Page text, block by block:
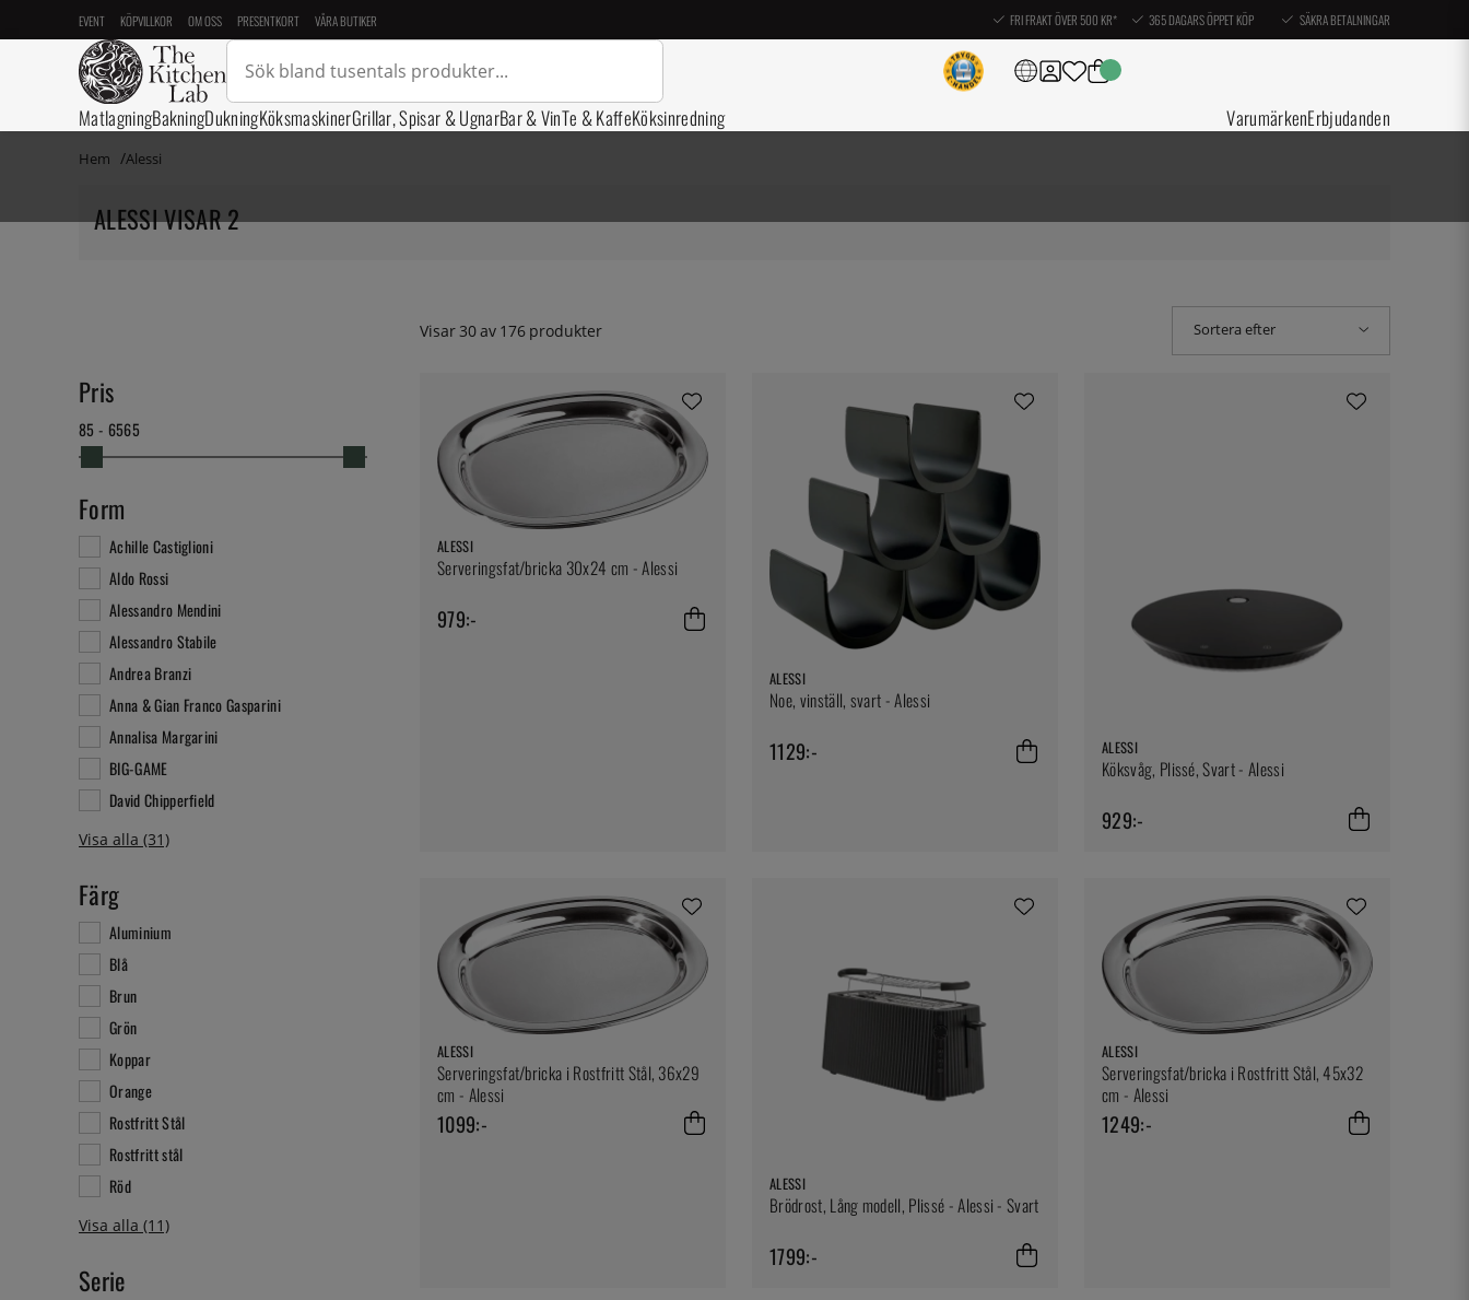
EVENT KÖPVILLKOR OM OSS PRESENTKORT VÅRA BUTIKER FRI FRAKT ÖVER 500 KR* 365 DAGARS ÖPPET KÖP SÄKRA BETALNINGAR
MatlagningBakningDukningKöksmaskinerGrillar, Spisar & UgnarBar & VinTe & KaffeKöksinredning VarumärkenErbjudanden
Hem Alessi
ALESSI VISAR 2
Visar 30av 176 produkter Sortera efter
Pris
85 - 6565
Form
Achille Castiglioni
Aldo Rossi
Alessandro Mendini
Alessandro Stabile
Andrea Branzi
Anna & Gian Franco Gasparini
Annalisa Margarini
BIG-GAME
David Chipperfield
Färg
Aluminium
Blå
Brun
Grön
Koppar
Orange
Rostfritt Stål
Rostfritt stål
Röd
Serie
ALESSI
Serveringsfat/bricka 30x24 cm - Alessi
979:-
ALESSI
Noe, vinställ, svart - Alessi
1129:- ALESSI
Köksvåg, Plissé, Svart - Alessi
929:-
ALESSI
Serveringsfat/bricka i Rostfritt Stål, 36x29
cm - Alessi
1099:-
ALESSI
Brödrost, Lång modell, Plissé - Alessi - Svart
1799:-
ALESSI
Serveringsfat/bricka i Rostfritt Stål, 45x32
cm - Alessi
1249:-